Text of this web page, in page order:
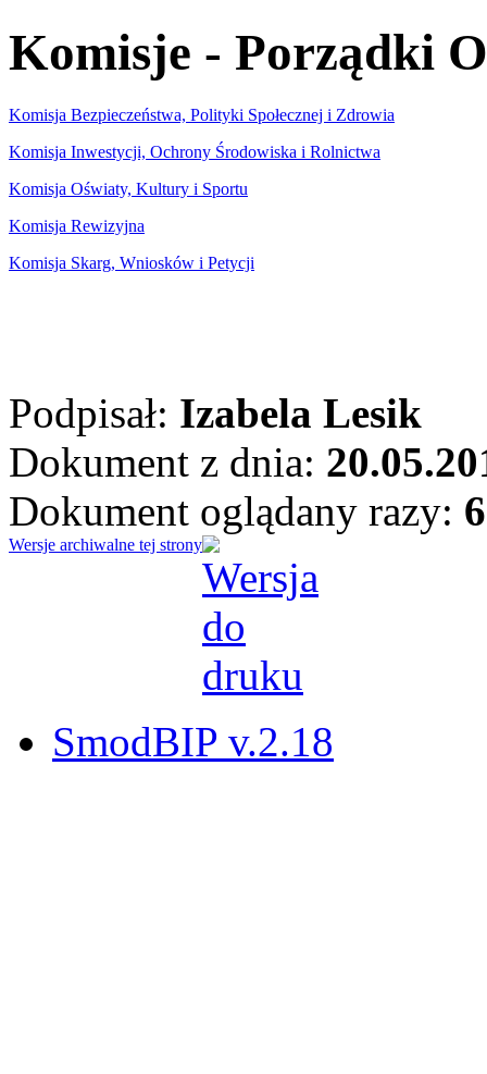
Komisje - Porządki
Komisja Bezpieczeństwa, Polityki Społecznej i Zdrowia
Komisja Inwestycji, Ochrony Środowiska i Rolnictwa
Komisja Oświaty, Kultury i Sportu
Komisja Rewizyjna
Komisja Skarg, Wniosków i Petycji
Podpisał: Izabela Lesik
Dokument z dnia:
Dokument oglądany razy:
Wersje archiwalne tej strony
SmodBIP v.2.18